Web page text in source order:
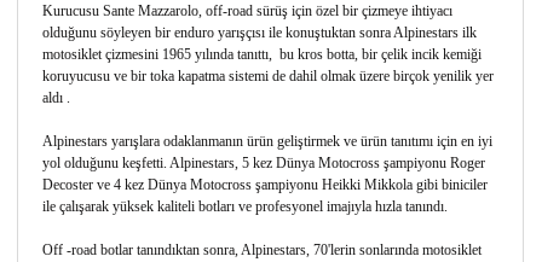
Kurucusu Sante Mazzarolo, off-road sürüş için özel bir çizmeye ihtiyacı
olduğunu söyleyen bir enduro yarışçısı ile konuştuktan sonra Alpinestars ilk
motosiklet çizmesini 1965 yılında tanıttı, bu kros botta, bir çelik incik kemiği
koruyucusu ve bir toka kapatma sistemi de dahil olmak üzere birçok yenilik yer
aldı .
Alpinestars yarışlara odaklanmanın ürün geliştirmek ve ürün tanıtımı için en iyi
yol olduğunu keşfetti. Alpinestars, 5 kez Dünya Motocross şampiyonu Roger
Decoster ve 4 kez Dünya Motocross şampiyonu Heikki Mikkola gibi biniciler
ile çalışarak yüksek kaliteli botları ve profesyonel imajıyla hızla tanındı.
Off -road botlar tanındıktan sonra, Alpinestars, 70'lerin sonlarında motosiklet